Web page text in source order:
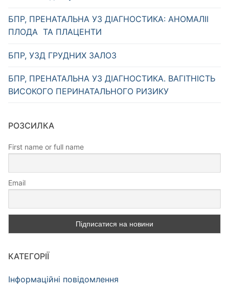
БПР, ПРЕНАТАЛЬНА УЗ ДІАГНОСТИКА: АНОМАЛІІ
ПЛОДА ТА ПЛАЦЕНТИ
БПР, УЗД ГРУДНИХ ЗАЛОЗ
БПР, ПРЕНАТАЛЬНА УЗ ДІАГНОСТИКА. ВАГІТНІСТЬ
ВИСОКОГО ПЕРИНАТАЛЬНОГО РИЗИКУ
РОЗСИЛКА
First name or full name
Email
КАТЕГОРІЇ
Інформаційні повідомлення